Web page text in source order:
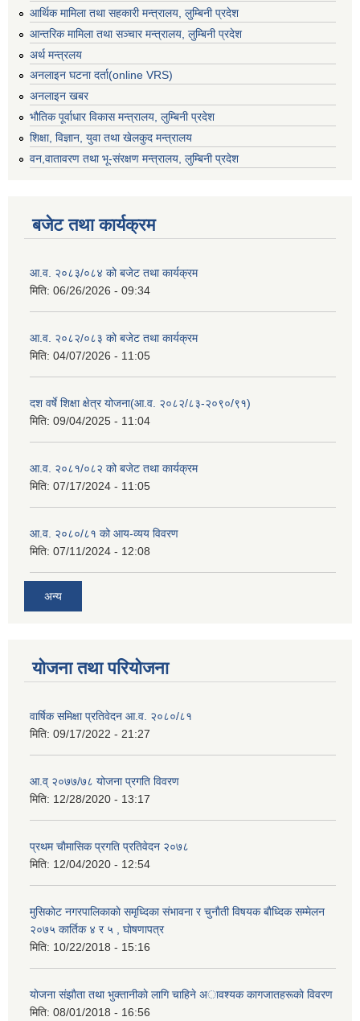
आर्थिक मामिला तथा सहकारी मन्त्रालय, लुम्बिनी प्रदेश
आन्तरिक मामिला तथा सञ्चार मन्त्रालय, लुम्बिनी प्रदेश
अर्थ मन्त्रलय
अनलाइन घटना दर्ता(online VRS)
अनलाइन खबर
भौतिक पूर्वाधार विकास मन्त्रालय, लुम्बिनी प्रदेश
शिक्षा, विज्ञान, युवा तथा खेलकुद मन्‍‍त्रालय
वन,वातावरण तथा भू-संरक्षण मन्त्रालय, लुम्बिनी प्रदेश
बजेट तथा कार्यक्रम
आ.व. २०८३/०८४ को बजेट तथा कार्यक्रम
मिति: 06/26/2026 - 09:34
आ.व. २०८२/०८३ को बजेट तथा कार्यक्रम
मिति: 04/07/2026 - 11:05
दश वर्षे शिक्षा क्षेत्र योजना(आ.व. २०८२/८३-२०९०/९१)
मिति: 09/04/2025 - 11:04
आ.व. २०८१/०८२ को बजेट तथा कार्यक्रम
मिति: 07/17/2024 - 11:05
आ.व. २०८०/८१ को आय-व्यय विवरण
मिति: 07/11/2024 - 12:08
अन्य
योजना तथा परियोजना
वार्षिक समिक्षा प्रतिवेदन आ.व. २०८०/८१
मिति: 09/17/2022 - 21:27
आ.व् २०७७/७८ योजना प्रगति विवरण
मिति: 12/28/2020 - 13:17
प्रथम चाैमासिक प्रगति प्रतिवेदन २०७८
मिति: 12/04/2020 - 12:54
मुसिकाेट नगरपालिकाकाे समृध्दिका संभावना र चुनाैती विषयक बाैध्दिक सम्मेलन
२०७५ कार्तिक ४ र ५ , घाेषणापत्र
मिति: 10/22/2018 - 15:16
याेजना संझाैता तथा भुक्तानीकाे लागि चाहिने अावश्यक कागजातहरूकाे विवरण
मिति: 08/01/2018 - 16:56